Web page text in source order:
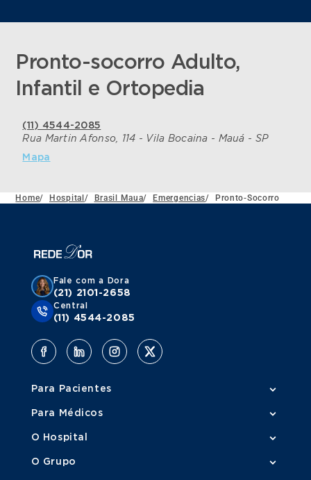
Pronto-socorro Adulto,
Infantil e Ortopedia
(11) 4544-2085
Rua Martin Afonso, 114 - Vila Bocaina - Mauá - SP
Mapa
Home/ Hospital/ Brasil Maua/ Emergencias/ Pronto-Socorro
Fale com a Dora
(21) 2101-2658
Central
(11) 4544-2085
Para Pacientes
Para Médicos
O Hospital
O Grupo